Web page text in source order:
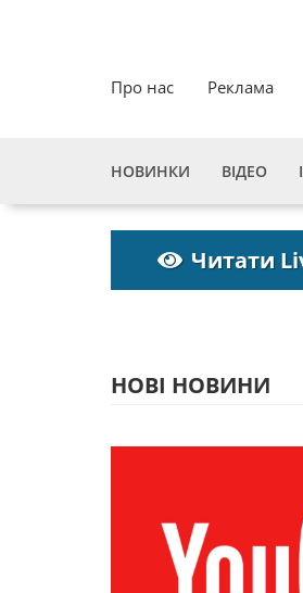
Про нас Реклама
НОВИНКИ ВІДЕО
Читати
НОВІ НОВИНИ
10 лайфхаків: як